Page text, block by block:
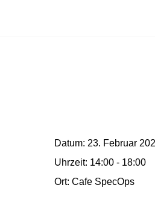
Datum: 23. Februar
Uhrzeit: 14:00 - 18:00
Ort: Cafe SpecOps